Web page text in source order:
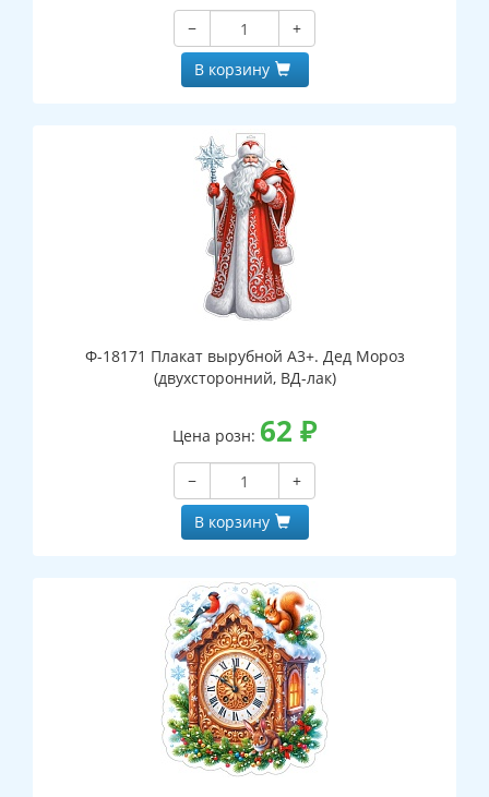
−
+
В корзину
Ф-18171 Плакат вырубной А3+. Дед Мороз
(двухсторонний, ВД-лак)
Цена розн: 62 ₽
−
+
В корзину